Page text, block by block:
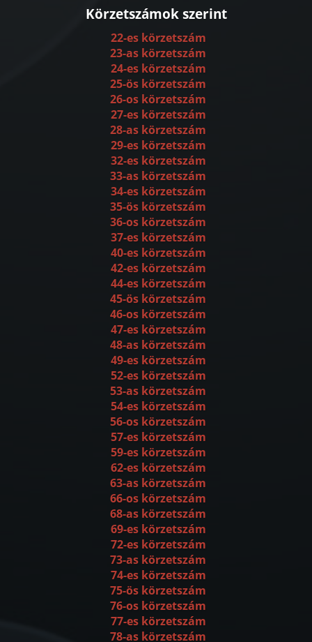
Körzetszámok szerint
22-es körzetszám
23-as körzetszám
24-es körzetszám
25-ös körzetszám
26-os körzetszám
27-es körzetszám
28-as körzetszám
29-es körzetszám
32-es körzetszám
33-as körzetszám
34-es körzetszám
35-ös körzetszám
36-os körzetszám
37-es körzetszám
40-es körzetszám
42-es körzetszám
44-es körzetszám
45-ös körzetszám
46-os körzetszám
47-es körzetszám
48-as körzetszám
49-es körzetszám
52-es körzetszám
53-as körzetszám
54-es körzetszám
56-os körzetszám
57-es körzetszám
59-es körzetszám
62-es körzetszám
63-as körzetszám
66-os körzetszám
68-as körzetszám
69-es körzetszám
72-es körzetszám
73-as körzetszám
74-es körzetszám
75-ös körzetszám
76-os körzetszám
77-es körzetszám
78-as körzetszám